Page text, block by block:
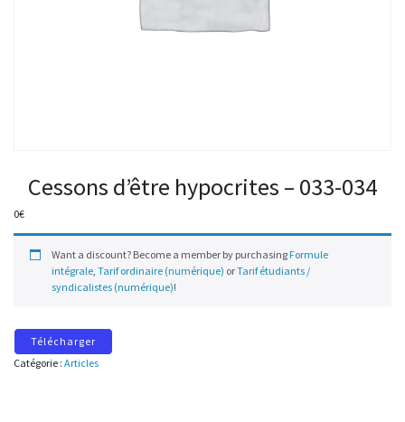
Cessons d’être hypocrites – 033-034
0€
Want a discount? Become a member by purchasing Formule
intégrale, Tarif ordinaire (numérique) orTarif étudiants /
syndicalistes (numérique)!
Télécharger
Catégorie : Articles